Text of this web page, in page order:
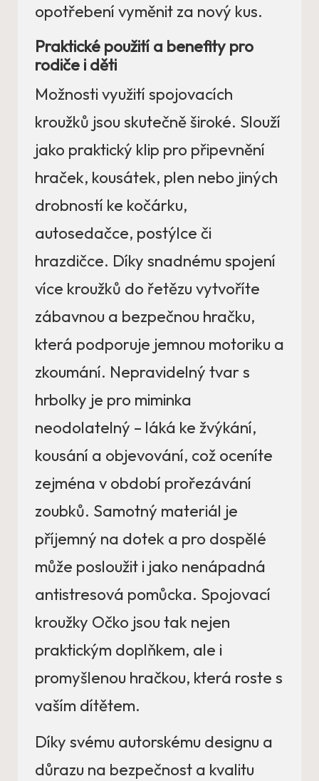
opotřebení vyměnit za nový kus.
Praktické použití a benefity pro
rodiče i děti
Možnosti využití spojovacích
kroužků jsou skutečně široké. Slouží
jako praktický klip pro připevnění
hraček, kousátek, plen nebo jiných
drobností ke kočárku,
autosedačce, postýlce či
hrazdičce. Díky snadnému spojení
více kroužků do řetězu vytvoříte
zábavnou a bezpečnou hračku,
která podporuje jemnou motoriku a
zkoumání. Nepravidelný tvar s
hrbolky je pro miminka
neodolatelný – láká ke žvýkání,
kousání a objevování, což oceníte
zejména v období prořezávání
zoubků. Samotný materiál je
příjemný na dotek a pro dospělé
může posloužit i jako nenápadná
antistresová pomůcka. Spojovací
kroužky Očko jsou tak nejen
praktickým doplňkem, ale i
promyšlenou hračkou, která roste s
vaším dítětem.
Díky svému autorskému designu a
důrazu na bezpečnost a kvalitu